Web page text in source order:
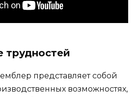
трудностей
представляет собой
возможностях,